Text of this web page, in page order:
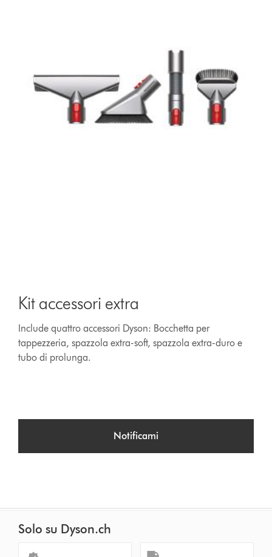
Kit accessori extra
Include quattro accessori Dyson: Bocchetta per
tappezzeria, spazzola extra-soft, spazzola extra-duro e
tubo di prolunga.
Notificami
Solo su Dyson.ch